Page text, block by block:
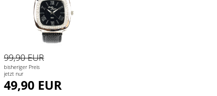
99,90 EUR
bisheriger Preis
jetzt nur
49,90 EUR